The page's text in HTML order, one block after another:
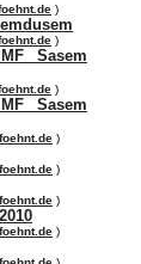
)
)
Sasem
)
Sasem
)
)
)
)